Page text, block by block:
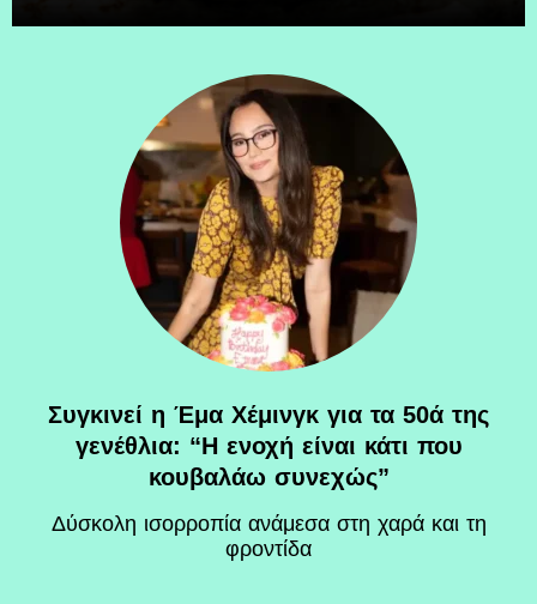
Συγκινεί η Έμα Χέμινγκ για τα 50ά της
γενέθλια: “Η ενοχή είναι κάτι που
κουβαλάω συνεχώς”
Δύσκολη ισορροπία ανάμεσα στη χαρά και τη
φροντίδα